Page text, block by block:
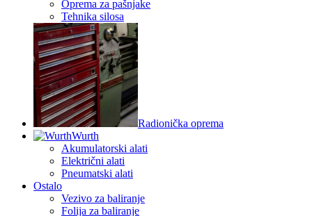
Oprema za pašnjake
Tehnika silosa
Radionička oprema
Wurth
Akumulatorski alati
Električni alati
Pneumatski alati
Ostalo
Vezivo za baliranje
Folija za baliranje